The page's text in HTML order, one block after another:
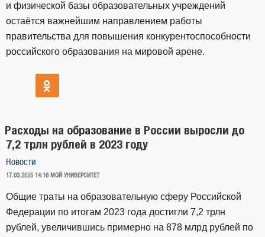
и физической базы образовательных учреждений
остаётся важнейшим направлением работы
правительства для повышения конкурентоспособности
российского образования на мировой арене.
Расходы на образование в России выросли до
7,2 трлн рублей в 2023 году
Новости
ОПУБЛИКОВАНО
17.03.2025 14:16 МОЙ УНИВЕРСИТЕТ
Общие траты на образовательную сферу Российской
Федерации по итогам 2023 года достигли 7,2 трлн
рублей, увеличившись примерно на 878 млрд рублей по